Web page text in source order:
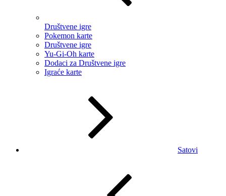
Društvene igre
Pokemon karte
Društvene igre
Yu-Gi-Oh karte
Dodaci za Društvene igre
Igraće karte
Satovi